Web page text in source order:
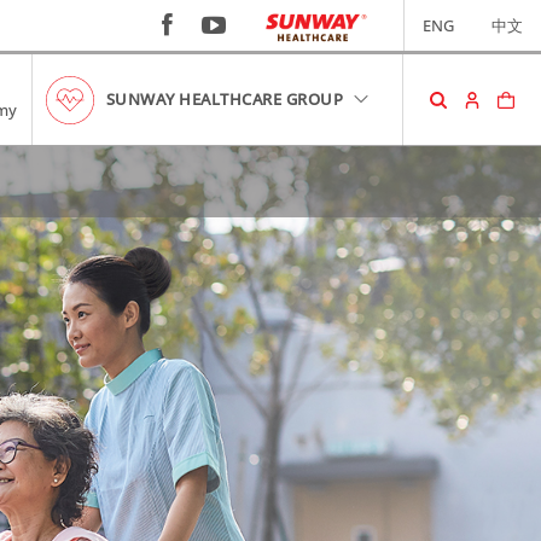
ENG 中文
SUNWAY HEALTHCARE GROUP
购物车
您的购物车中没有商品。
RM0.00 查看购物车